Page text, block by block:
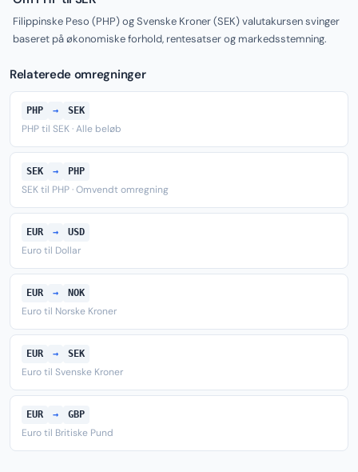
Filippinske Peso (PHP) og Svenske Kroner (SEK) valutakursen svinger
baseret på økonomiske forhold, rentesatser og markedsstemning.
Relaterede omregninger
PHP → SEK
PHP til SEK · Alle beløb
SEK → PHP
SEK til PHP · Omvendt omregning
EUR → USD
Euro til Dollar
EUR → NOK
Euro til Norske Kroner
EUR → SEK
Euro til Svenske Kroner
EUR → GBP
Euro til Britiske Pund